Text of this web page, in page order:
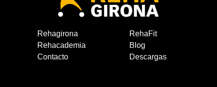
Rehagirona
RehaFit
Rehacademia
Blog
Contacto
Descargas